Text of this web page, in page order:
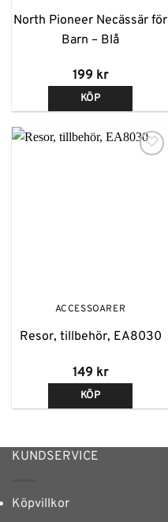
North Pioneer Necässär för
Barn – Blå
199 kr
KÖP
ACCESSOARER
Resor, tillbehör, EA8030
149 kr
KÖP
KUNDSERVICE
Köpvillkor